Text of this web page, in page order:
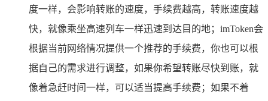
度一样，会影响转账的速度，手续费越高，转账速度越
快，就像乘坐高速列车一样迅速到达目的地；imToken会
根据当前网络情况提供一个推荐的手续费，你也可以根
据自己的需求进行调整，如果你希望转账尽快到账，就
像着急赶时间一样，可以适当提高手续费；如果不着